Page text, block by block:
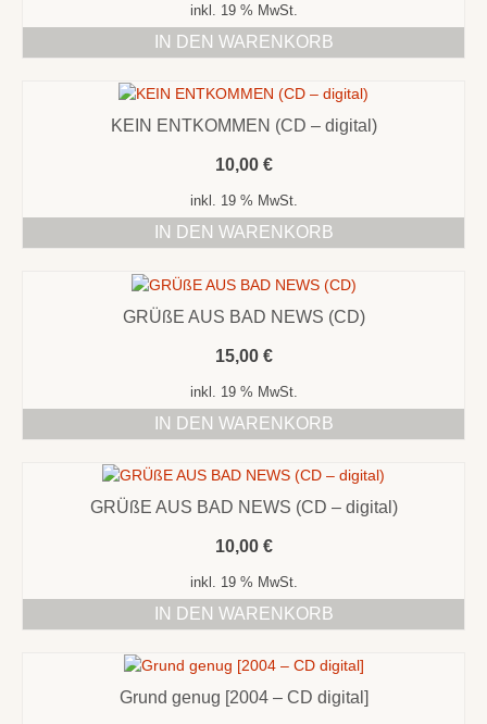
inkl. 19 % MwSt.
IN DEN WARENKORB
KEIN ENTKOMMEN (CD – digital)
10,00 €
inkl. 19 % MwSt.
IN DEN WARENKORB
GRÜßE AUS BAD NEWS (CD)
15,00 €
inkl. 19 % MwSt.
IN DEN WARENKORB
GRÜßE AUS BAD NEWS (CD – digital)
10,00 €
inkl. 19 % MwSt.
IN DEN WARENKORB
Grund genug [2004 – CD digital]